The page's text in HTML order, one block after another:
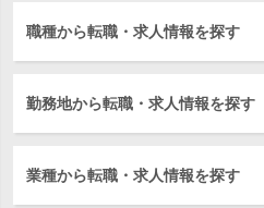
職種から転職・求人情報を探す
勤務地から転職・求人情報を探す
業種から転職・求人情報を探す